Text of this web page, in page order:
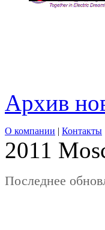
Архив
О компании | Контакты
2011
Последнее